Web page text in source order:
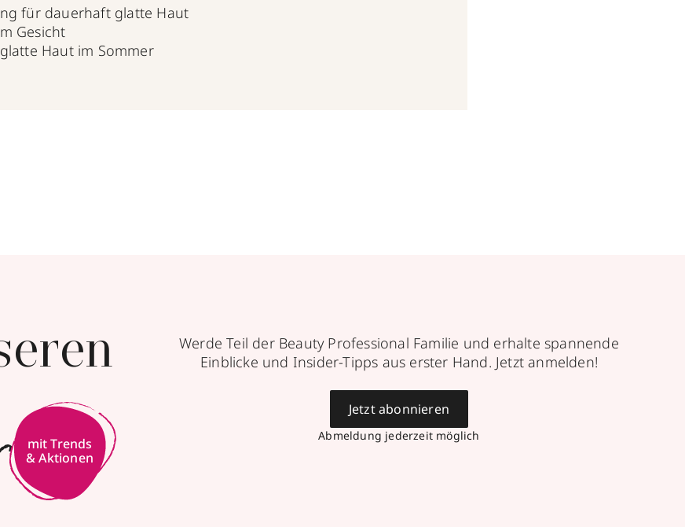
für dauerhaft glatte Haut
Gesicht
Haut im Sommer
Werde Teil der Beauty Professional Familie und erhalte spannende
Einblicke und Insider-Tipps aus erster Hand. Jetzt anmelden!
Abmeldung jederzeit möglich
Jetzt abonnieren